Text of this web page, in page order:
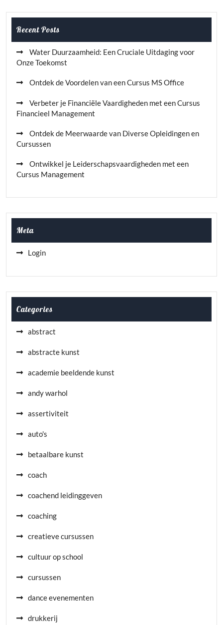
Recent Posts
Water Duurzaamheid: Een Cruciale Uitdaging voor
Onze Toekomst
Ontdek de Voordelen van een Cursus MS Office
Verbeter je Financiële Vaardigheden met een Cursus
Financieel Management
Ontdek de Meerwaarde van Diverse Opleidingen en
Cursussen
Ontwikkel je Leiderschapsvaardigheden met een
Cursus Management
Meta
Login
Categories
abstract
abstracte kunst
academie beeldende kunst
andy warhol
assertiviteit
auto's
betaalbare kunst
coach
coachend leidinggeven
coaching
creatieve cursussen
cultuur op school
cursussen
dance evenementen
drukkerij